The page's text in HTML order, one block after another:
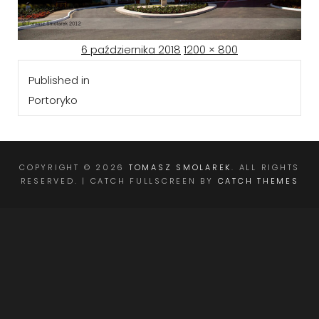
Posted
6 października 2018 Full
1200 × 800
Nawigacja
wpisu
Published in
Portoryko
COPYRIGHT © 2026 TOMASZ SMOLAREK. ALL RIGHTS
RESERVED. | CATCH FULLSCREEN BY CATCH THEMES